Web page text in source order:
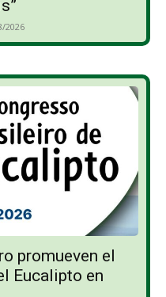
2026
promueven el
Eucalipto en